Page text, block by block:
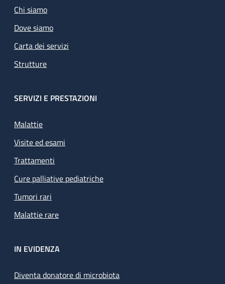
Chi siamo
Dove siamo
Carta dei servizi
Strutture
SERVIZI E PRESTAZIONI
Malattie
Visite ed esami
Trattamenti
Cure palliative pediatriche
Tumori rari
Malattie rare
IN EVIDENZA
Diventa donatore di microbiota